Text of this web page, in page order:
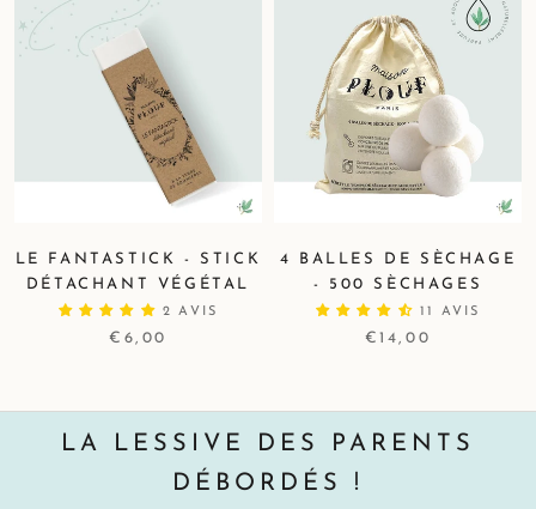
LE FANTASTICK - STICK
DÉTACHANT VÉGÉTAL
2 AVIS
€6,00
4 BALLES DE SÈCHAGE
- 500 SÈCHAGES
11 AVIS
€14,00
LA LESSIVE DES PARENTS
DÉBORDÉS !